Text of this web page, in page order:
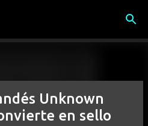
principal
Unknown
en sello